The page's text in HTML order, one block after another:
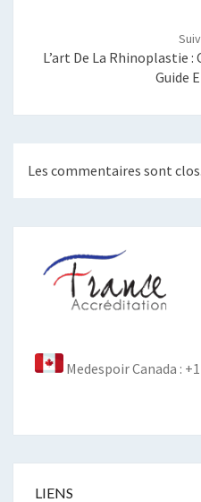
L’art De La Rhinoplastie :
Guide
Les commentaires sont clos.
Medespoir Canada :
LIENS